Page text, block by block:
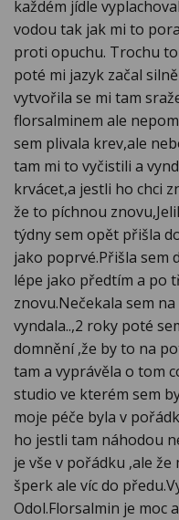
každém jídle
vodou tak jak mi to
proti opuchu. Trochu
poté mi jazyk začal
vytvořila se mi tam
florsalminem ale
sem plivala krev,ale
tam mi to vyčistili a
krvácet,a jestli ho chci
že to píchnou
týdny sem opět přišla
jako poprvé.Přišla sem
lépe jako předtím a po
znovu.Nečekala sem
vyndala..,2 roky poté
domnění ,že by to na
tam a vyprávěla o tom
studio ve kterém sem
moje péče byla v
ho jestli tam náhodou
je vše v pořádku ,ale
šperk ale víc do
Odol.Florsalmin je moc